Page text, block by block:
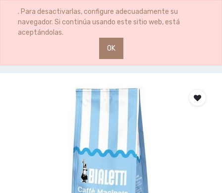
. Para desactivarlas, configure adecuadamente su
navegador. Si continúa usando este sitio web, está
aceptándolas.
OK
0 0
CAFE PERFETTO MOKA ALMENDRA 250G